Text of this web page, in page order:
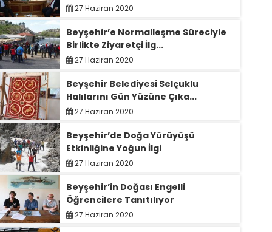
27 Haziran 2020
Beyşehir’e Normalleşme Süreciyle
Birlikte Ziyaretçi İlg...
27 Haziran 2020
Beyşehir Belediyesi Selçuklu
Halılarını Gün Yüzüne Çıka...
27 Haziran 2020
Beyşehir’de Doğa Yürüyüşü
Etkinliğine Yoğun İlgi
27 Haziran 2020
Beyşehir’in Doğası Engelli
Öğrencilere Tanıtılıyor
27 Haziran 2020